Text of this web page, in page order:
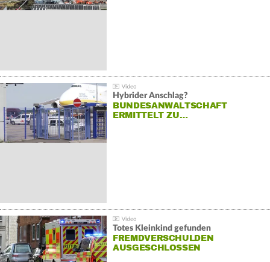
Hybrider Anschlag?
BUNDESANWALTSCHAFT
ERMITTELT ZU…
Totes Kleinkind gefunden
FREMDVERSCHULDEN
AUSGESCHLOSSEN